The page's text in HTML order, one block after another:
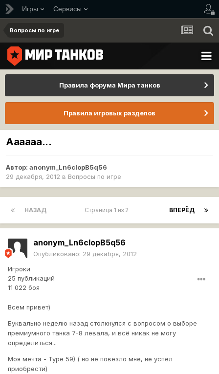
Игры Сервисы
Вопросы по игре
Правила форума Мира танков
Правила игровых разделов
Аааааа...
Автор: anonym_Ln6clopB5q56
29 декабря, 2012 в Вопросы по игре
НАЗАД ВПЕРЁД
Страница 1 из 2
anonym_Ln6clopB5q56
Опубликовано: 29 декабря, 2012
Игроки
25 публикаций
11 022 боя
Всем привет)
Буквально неделю назад столкнулся с вопросом о выборе
премиумного танка 7-8 левала, и всё никак не могу
определиться...
Моя мечта - Type 59) ( но не повезло мне, не успел
приобрести)